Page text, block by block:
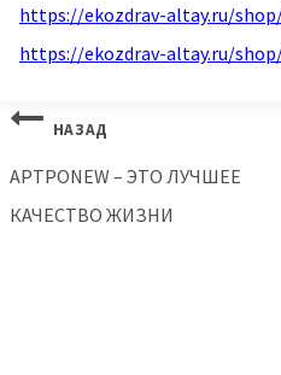
https://ekozdrav-altay.ru/
https://ekozdrav-altay.ru/
Навигация
по
записям
НАЗАД
АРТРОNEW – ЭТО ЛУЧШЕЕ
КАЧЕСТВО ЖИЗНИ